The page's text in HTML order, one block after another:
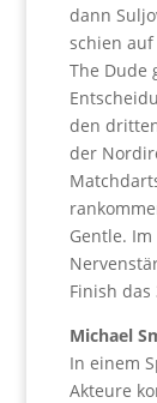
dann
schien auf
The Dude
den
der
Gentle.
Finish
Michael
In einem
Akteure